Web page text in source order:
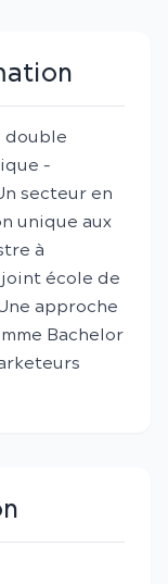
double
–
secteur en
unique aux
à
école de
approche
Bachelor